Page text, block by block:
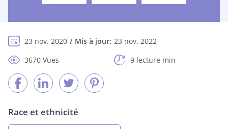
23 nov. 2020 Mis à jour: 23 nov. 2022
3670 Vues
9 lecture min
Race et ethnicité